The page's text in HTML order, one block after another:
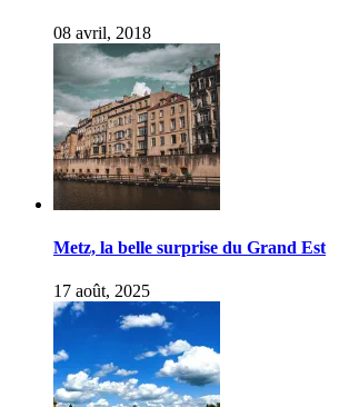
08 avril, 2018
Metz, la belle surprise du Grand Est
17 août, 2025